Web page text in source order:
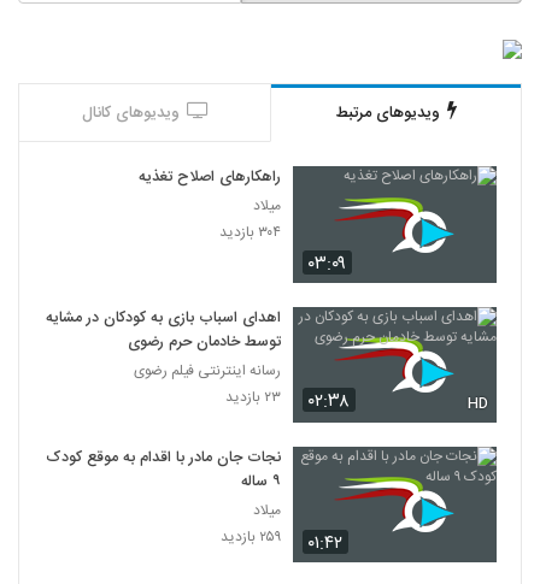
ویدیوهای مرتبط ویدیوهای کانال
۰۳:۰۹
راهکارهای اصلاح تغذیه
میلاد
۳۰۴ بازدید
۰۲:۳۸ HD
اهدای اسباب بازی به کودکان در مشایه
توسط خادمان حرم رضوی
رسانه اینترنتی فیلم رضوی
۲۳ بازدید
۰۱:۴۲
نجات جان مادر با اقدام به موقع کودک
۹ ساله
میلاد
۲۵۹ بازدید